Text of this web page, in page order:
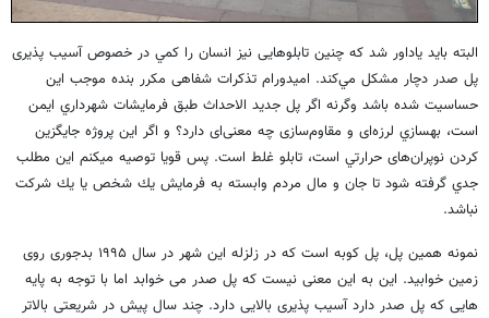
البته بايد ياداور شد كه چنين تابلوهایی نيز انسان را كمي در خصوص آسيب پذيری
پل صدر دچار مشكل مي‌كند. اميدورام تذكرات شفاهی مكرر بنده موجب اين
حساسيت شده باشد وگرنه اگر پل جديد الاحداث طبق فرمايشات شهرداري ايمن
است، بهسازي لرزه‌ای و مقاوم‌سازی چه معنی‌ای دارد؟ و اگر این پروژه جايگزين
كردن نوپران‌های حرارتي است، تابلو غلط است. پس قويا توصيه ميكنم اين مطلب
جدي گرفته شود تا جان و مال مردم وابسته به فرمايش يك شخص يا يك شركت
نباشد.
نمونه همین پل، پل کوبه است که در زلزله این شهر در سال ۱۹۹۵ بدجوری روی
زمین خوابید. این به اين معنی نیست که پل صدر می خوابد اما با توجه به پایه
هایی که پل صدر دارد آسیب پذیری بالایی دارد. چند سال پیش در شریعتی بالاتر